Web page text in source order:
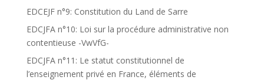
EDCEJF n°9: Constitution du Land de Sarre
EDCJFA n°10: Loi sur la procédure administrative non
contentieuse -VwVfG-
EDCJFA n°11: Le statut constitutionnel de
l’enseignement privé en France, éléments de